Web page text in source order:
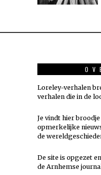
Loreley-verhalen
verhalen die in de
Je vindt hier
opmerkelijke
de
De site is opgezet
de Arnhemse